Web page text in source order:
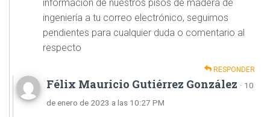
información de nuestros pisos de madera de
ingeniería a tu correo electrónico, seguimos
pendientes para cualquier duda o comentario al
respecto
RESPONDER
Félix Mauricio Gutiérrez González · 10
de enero de 2023 a las 10:27 PM